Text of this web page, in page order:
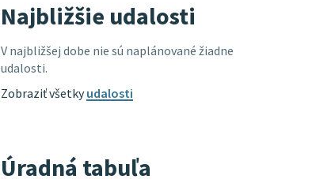
Najbližšie udalosti
V najbližšej dobe nie sú naplánované žiadne
udalosti.
Zobraziť všetkyudalosti
Úradná tabuľa